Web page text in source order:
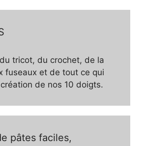
tricot, du crochet, de la
fuseaux et de tout ce qui
de nos 10 doigts.
pâtes faciles,